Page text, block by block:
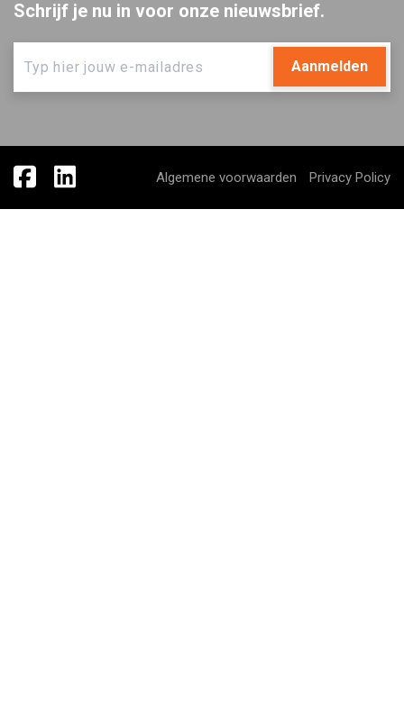
Schrijf je nu in voor onze nieuwsbrief.
Aanmelden
Algemene voorwaarden Privacy Policy